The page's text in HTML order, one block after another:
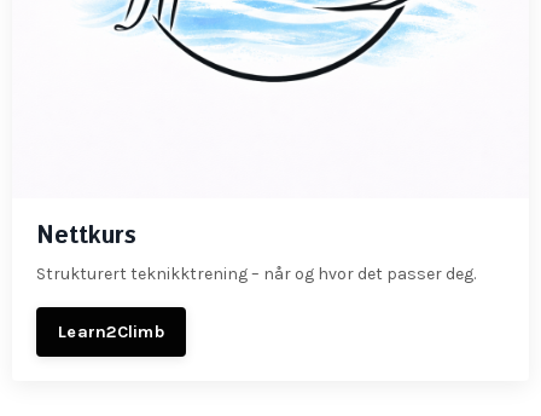
Nettkurs
Strukturert teknikktrening – når og hvor det passer deg.
Learn2Climb